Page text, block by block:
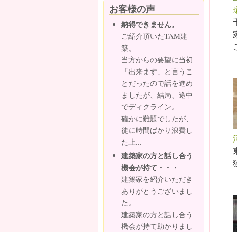
お客様の声
納得できません。
ご紹介頂いたTAM建
築。
当方からの要望に当初
「出来ます」と言うこ
とだったので話を進め
ましたが、結局、途中
でディクライン。
確かに難題でしたが、
徒に時間ばかり浪費し
た上...
建築家の方と話し合う
機会が持て・・・
建築家を紹介いただき
ありがとうございまし
た。
建築家の方と話し合う
機会が持て助かりまし